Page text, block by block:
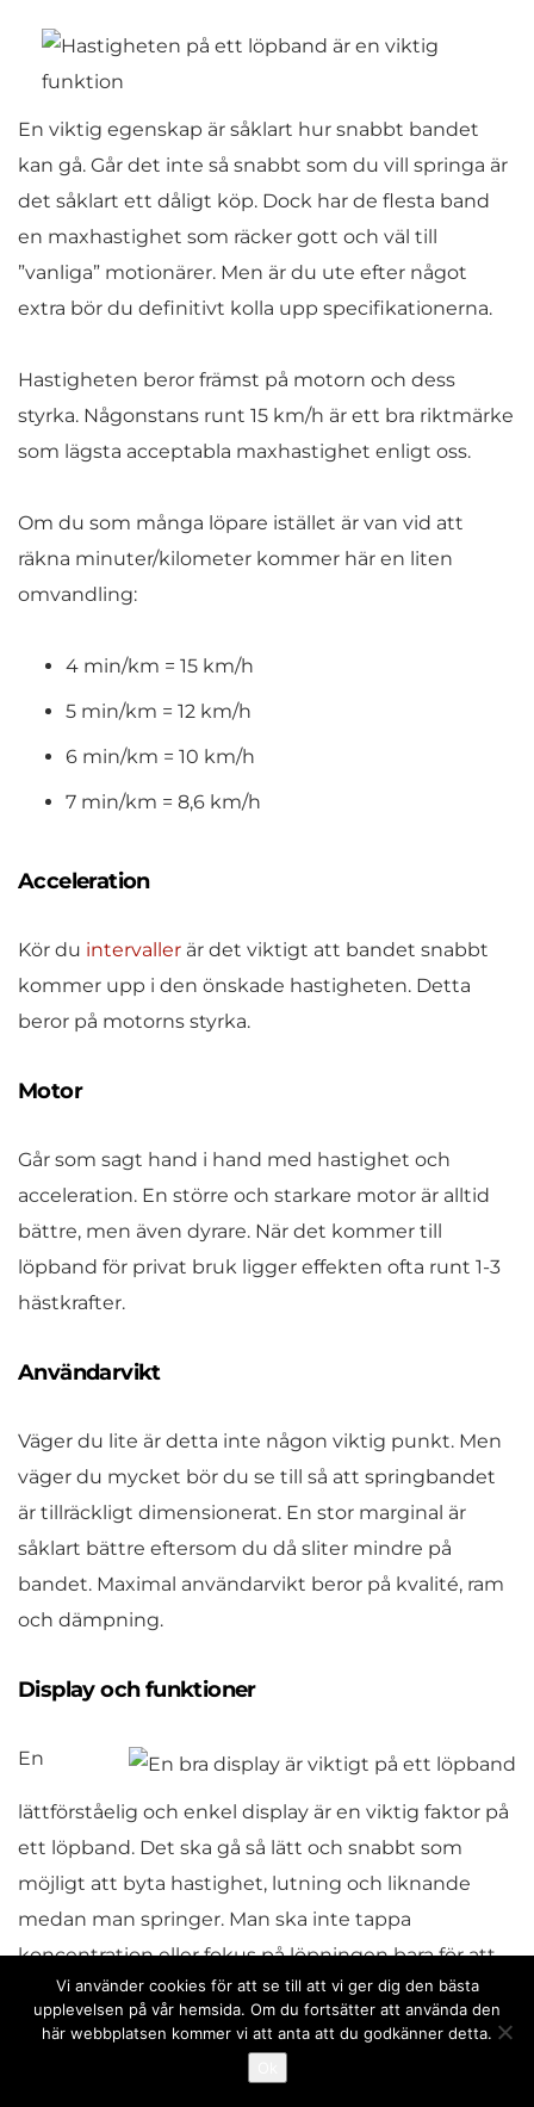
En viktig egenskap är såklart hur snabbt bandet
kan gå. Går det inte så snabbt som du vill springa är
det såklart ett dåligt köp. Dock har de flesta band
en maxhastighet som räcker gott och väl till
”vanliga” motionärer. Men är du ute efter något
extra bör du definitivt kolla upp specifikationerna.
Hastigheten beror främst på motorn och dess
styrka. Någonstans runt 15 km/h är ett bra riktmärke
som lägsta acceptabla maxhastighet enligt oss.
Om du som många löpare istället är van vid att
räkna minuter/kilometer kommer här en liten
omvandling:
4 min/km = 15 km/h
5 min/km = 12 km/h
6 min/km = 10 km/h
7 min/km = 8,6 km/h
Acceleration
Kör du intervaller är det viktigt att bandet snabbt
kommer upp i den önskade hastigheten. Detta
beror på motorns styrka.
Motor
Går som sagt hand i hand med hastighet och
acceleration. En större och starkare motor är alltid
bättre, men även dyrare. När det kommer till
löpband för privat bruk ligger effekten ofta runt 1-3
hästkrafter.
Användarvikt
Väger du lite är detta inte någon viktig punkt. Men
väger du mycket bör du se till så att springbandet
är tillräckligt dimensionerat. En stor marginal är
såklart bättre eftersom du då sliter mindre på
bandet. Maximal användarvikt beror på kvalité, ram
och dämpning.
Display och funktioner
En
lättförståelig och enkel display är en viktig faktor på
ett löpband. Det ska gå så lätt och snabbt som
möjligt att byta hastighet, lutning och liknande
medan man springer. Man ska inte tappa
koncentration eller fokus på löpningen bara för att
man behöver ändra inställningar.
Vidare är det viktigt att självaste träningsdatorn har
Vi använder cookies för att se till att vi ger dig den bästa
upplevelsen på vår hemsida. Om du fortsätter att använda den
här webbplatsen kommer vi att anta att du godkänner detta.